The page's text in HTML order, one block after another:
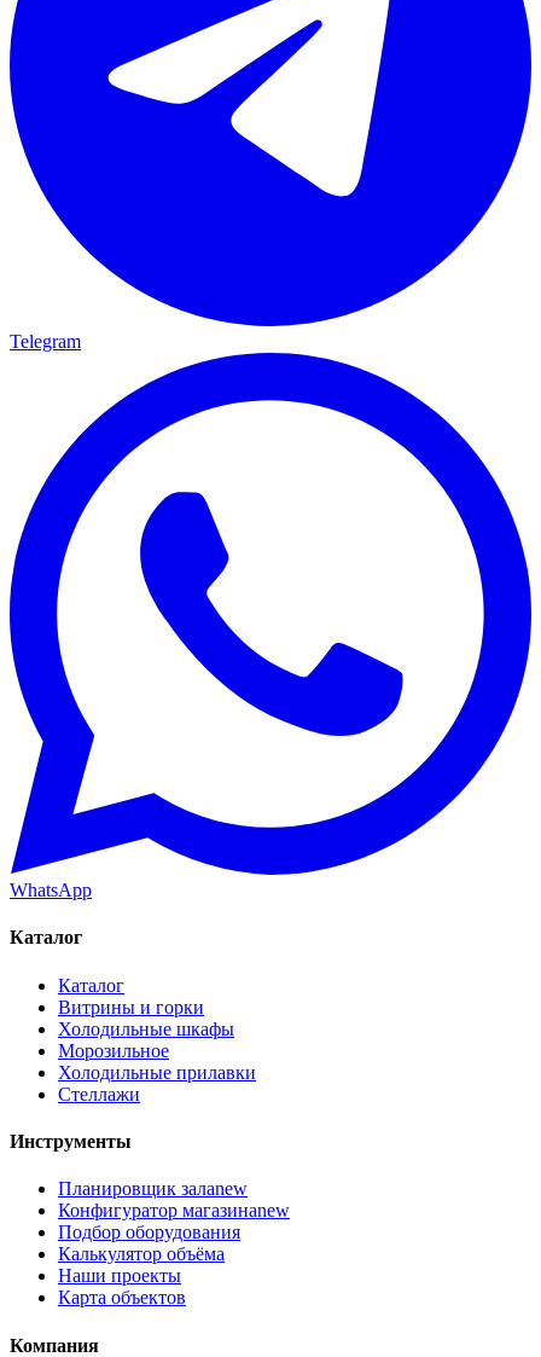
Telegram
WhatsApp
Каталог
Каталог
Витрины и горки
Холодильные шкафы
Морозильное
Холодильные прилавки
Стеллажи
Инструменты
Планировщик залаnew
Конфигуратор магазинаnew
Подбор оборудования
Калькулятор объёма
Наши проекты
Карта объектов
Компания